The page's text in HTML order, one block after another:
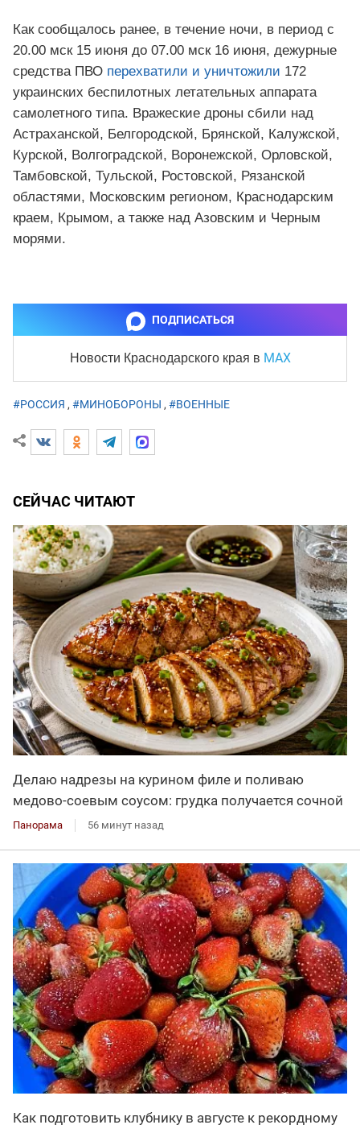
Как сообщалось ранее, в течение ночи, в период с
20.00 мск 15 июня до 07.00 мск 16 июня, дежурные
средства ПВО перехватили и уничтожили 172
украинских беспилотных летательных аппарата
самолетного типа. Вражеские дроны сбили над
Астраханской, Белгородской, Брянской, Калужской,
Курской, Волгоградской, Воронежской, Орловской,
Тамбовской, Тульской, Ростовской, Рязанской
областями, Московским регионом, Краснодарским
краем, Крымом, а также над Азовским и Черным
морями.
ПОДПИСАТЬСЯ
Новости Краснодарского края в MAX
#РОССИЯ , #МИНОБОРОНЫ , #ВОЕННЫЕ
СЕЙЧАС ЧИТАЮТ
Делаю надрезы на курином филе и поливаю
медово-соевым соусом: грудка получается сочной
Панорама 56 минут назад
Как подготовить клубнику в августе к рекордному